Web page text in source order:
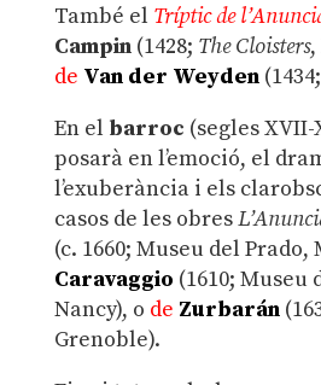
També el Tríptic de
Campin(1428; The Cloisters,
de Van der Weyden
En el barroc (segles XVII-
posarà en l’emoció, el
l’exuberància i els
casos de les obres
(c. 1660; Museu del Prado,
Caravaggio (1610; Museu
Nancy), o de Zurbarán
Grenoble).